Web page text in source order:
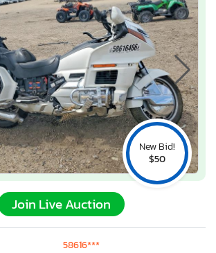
New Bid!
$50
Join Live Auction
58616***